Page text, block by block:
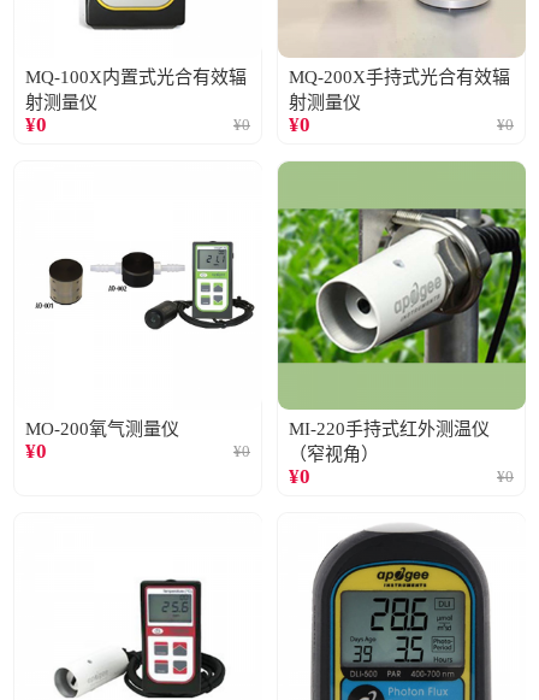
MQ-100X内置式光合有效辐
射测量仪
¥0 ¥0
MQ-200X手持式光合有效辐
射测量仪
¥0 ¥0
MO-200氧气测量仪
¥0 ¥0
MI-220手持式红外测温仪
（窄视角）
¥0 ¥0